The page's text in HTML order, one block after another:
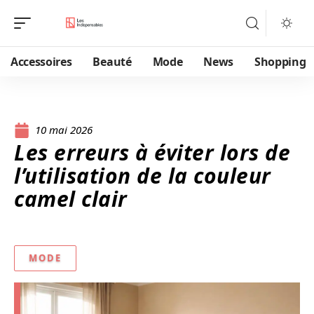
Accessoires Beauté Mode News Shopping
10 mai 2026
Les erreurs à éviter lors de
l’utilisation de la couleur
camel clair
MODE